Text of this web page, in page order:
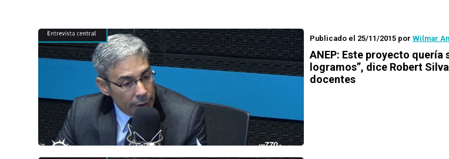
Publicado el 25/11/2015 por Wilmar
ANEP: Este proyecto quería
logramos”, dice Robert
docentes